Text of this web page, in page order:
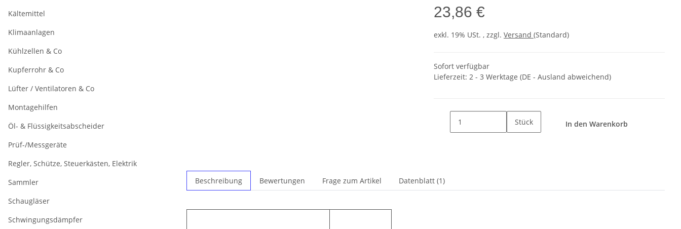
23,86 €
exkl. 19% USt. , zzgl. Versand (Standard)
Sofort verfügbar
Lieferzeit: 2 - 3 Werktage (DE - Ausland abweichend)
Stück In den Warenkorb
Beschreibung Bewertungen Frage zum Artikel Datenblatt (1)
Kältemittel
Klimaanlagen
Kühlzellen & Co
Kupferrohr & Co
Lüfter / Ventilatoren & Co
Montagehilfen
Öl- & Flüssigkeitsabscheider
Prüf-/Messgeräte
Regler, Schütze, Steuerkästen, Elektrik
Sammler
Schaugläser
Schwingungsdämpfer